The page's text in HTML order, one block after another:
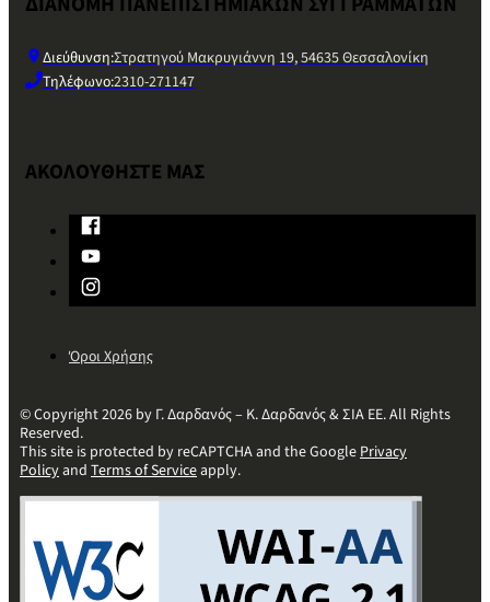
Διεύθυνση:Στρατηγού Μακρυγιάννη 19, 54635 Θεσσαλονίκη
Τηλέφωνο:2310-271147
ΑΚΟΛΟΥΘΗΣΤΕ ΜΑΣ
Όροι Χρήσης
© Copyright 2026 by Γ. Δαρδανός – Κ. Δαρδανός & ΣΙΑ ΕΕ. All Rights
Reserved.
This site is protected by reCAPTCHA and the GooglePrivacy
Policyand Terms of Serviceapply.